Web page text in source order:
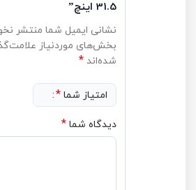
31.5 اینچ”
نشانی ایمیل شما منتشر
بخش‌های موردنیاز
شده‌اند *
امتیاز شما *
دیدگاه شما *